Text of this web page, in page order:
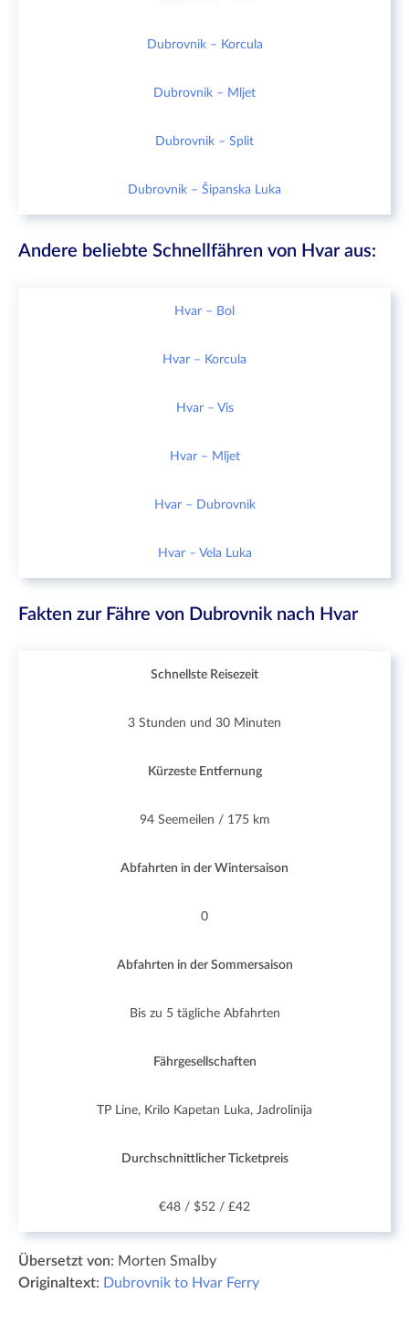
Dubrovnik – Korcula
Dubrovnik – Mljet
Dubrovnik – Split
Dubrovnik – Šipanska Luka
Andere beliebte Schnellfähren von Hvar aus:
Hvar – Bol
Hvar – Korcula
Hvar – Vis
Hvar – Mljet
Hvar – Dubrovnik
Hvar – Vela Luka
Fakten zur Fähre von Dubrovnik nach Hvar
Schnellste Reisezeit
3 Stunden und 30 Minuten
Kürzeste Entfernung
94 Seemeilen / 175 km
Abfahrten in der Wintersaison
0
Abfahrten in der Sommersaison
Bis zu 5 tägliche Abfahrten
Fährgesellschaften
TP Line, Krilo Kapetan Luka, Jadrolinija
Durchschnittlicher Ticketpreis
€48 / $52 / £42
Übersetzt von: Morten Smalby
Originaltext: Dubrovnik to Hvar Ferry